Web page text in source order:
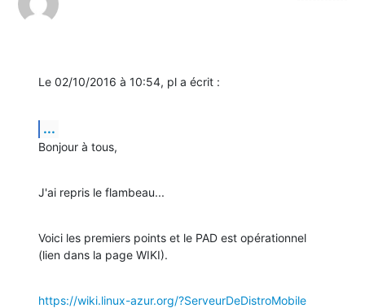
Le 02/10/2016 à 10:54, pl a écrit :
...
Bonjour à tous,
J'ai repris le flambeau...
Voici les premiers points et le PAD est opérationnel
(lien dans la page WIKI).
https://wiki.linux-azur.org/?ServeurDeDistroMobile